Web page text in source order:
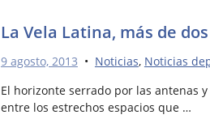
La Vela Latina, más de
9 agosto, 2013 • Noticias, Noticias
El horizonte serrado por las antenas
entre los estrechos espacios que …